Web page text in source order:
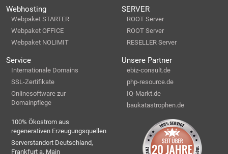
Webhosting
Webpaket STARTER
Webpaket OFFICE
Webpaket NOLIMIT
SERVER
ROOT Server
ROOT Server
RESELLER Server
Service
Internationale Domains
SSL-Zertifikate
Onlinesoftware zur
Domainpflege
Unsere Partner
ebiz-consult.de
php-resource.de
IQ-Markt.de
baukatastrophen.de
100% Ökostrom aus
regenerativen Erzeugungsquellen
Serverstandort Deutschland,
Frankfurt a. Main